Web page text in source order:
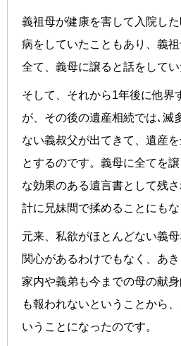
義祖母が健康を害して入院し
病をしていたこともあり、義
全て、義母に譲ると話をしてい
そして、それから1年後に他界
が、その後の遺産相続では､滅
ない義叔父が出てきて、遺産
とするのです。義母に全てを
な効果のある遺言書として残
計に兄妹間で揉めることにもな
元来、私欲がほとんどない義
関心があるわけでもなく、あき
家内や義弟も今までの母の献
も報われないということから
いうことになったのです。